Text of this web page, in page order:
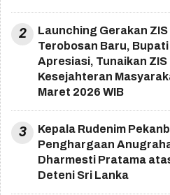
2
Launching Gerakan
Terobosan Baru,
Apresiasi, Tunaikan ZIS
Kesejahteran Masyarakat by Supardi,
Maret 2026 WIB
3
Kepala Rudenim
Penghargaan
Dharmesti Pratama
Deteni Sri Lanka